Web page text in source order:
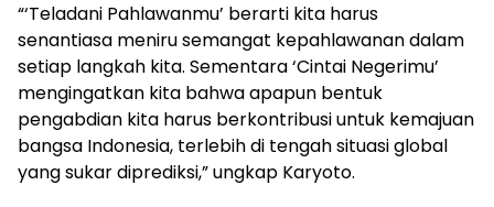
“‘Teladani Pahlawanmu’ berarti kita harus
senantiasa meniru semangat kepahlawanan dalam
setiap langkah kita. Sementara ‘Cintai Negerimu’
mengingatkan kita bahwa apapun bentuk
pengabdian kita harus berkontribusi untuk kemajuan
bangsa Indonesia, terlebih di tengah situasi global
yang sukar diprediksi,” ungkap Karyoto.